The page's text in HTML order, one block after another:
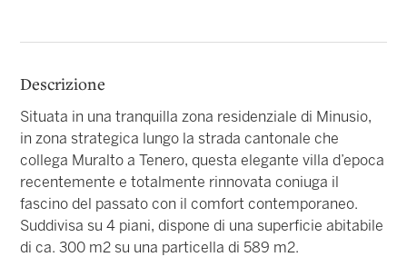
Descrizione
Situata in una tranquilla zona residenziale di Minusio,
in zona strategica lungo la strada cantonale che
collega Muralto a Tenero, questa elegante villa d’epoca
recentemente e totalmente rinnovata coniuga il
fascino del passato con il comfort contemporaneo.
Suddivisa su 4 piani, dispone di una superficie abitabile
di ca. 300 m2 su una particella di 589 m2.